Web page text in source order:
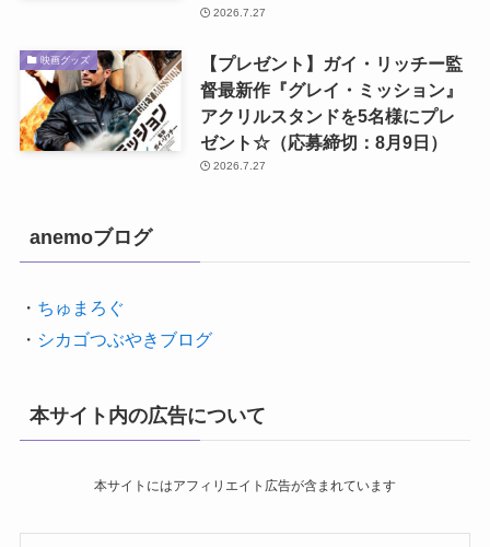
2026.7.27
映画グッズ
【プレゼント】ガイ・リッチー監
督最新作『グレイ・ミッション』
アクリルスタンドを5名様にプレ
ゼント☆（応募締切：8月9日）
2026.7.27
anemoブログ
・ ちゅまろぐ
・ シカゴつぶやきブログ
本サイト内の広告について
本サイトにはアフィリエイト広告が含まれています